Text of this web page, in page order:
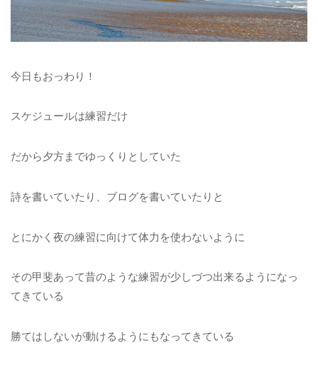
今日もおっわり！
スケジュールは練習だけ
だから夕方までゆっくりとしていた
詩を書いていたり、ブログを書いていたりと
とにかく夜の練習に向けて体力を使わないように
その甲斐あって昔のような練習が少しづつ出来るようになっ
てきている
勝てはしないが動けるようにもなってきている